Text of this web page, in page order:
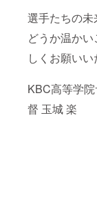
選手たちの未
どうか温か
しくお願いい
KBC高等学
督 玉城 楽